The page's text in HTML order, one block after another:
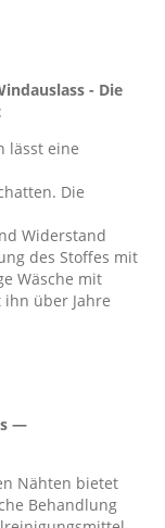
- Die
lässt eine
Die
Widerstand
des Stoffes mit
Wäsche mit
über Jahre
—
Nähten bietet
Behandlung